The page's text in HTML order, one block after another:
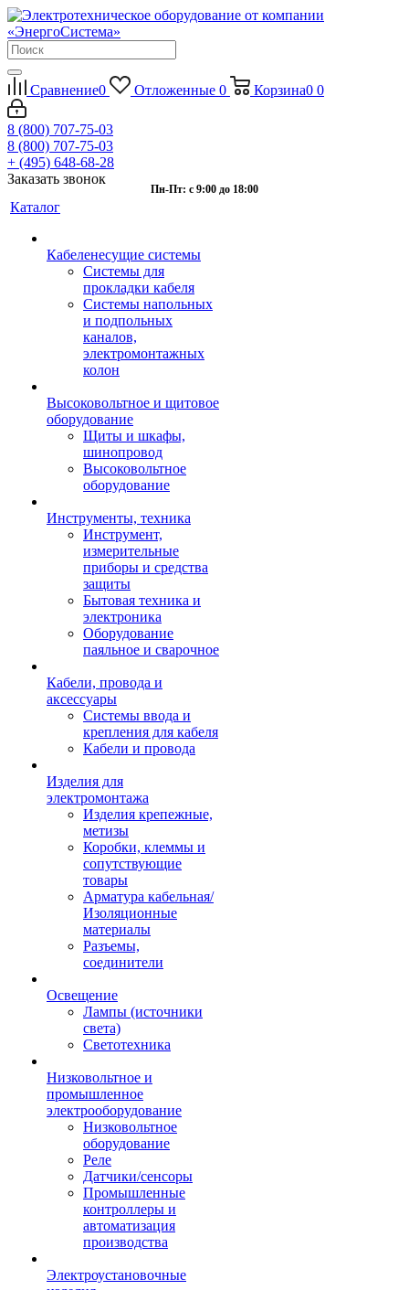
Сравнение0 Отложенные 0 Корзина0 0
8 (800) 707-75-03
8 (800) 707-75-03
+ (495) 648-68-28
Заказать звонок
Пн-Пт: с 9:00 до 18:00
Каталог
Кабеленесущие системы
Системы для
прокладки кабеля
Системы напольных
и подпольных
каналов,
электромонтажных
колон
Высоковольтное и щитовое
оборудование
Щиты и шкафы,
шинопровод
Высоковольтное
оборудование
Инструменты, техника
Инструмент,
измерительные
приборы и средства
защиты
Бытовая техника и
электроника
Оборудование
паяльное и сварочное
Кабели, провода и
аксессуары
Системы ввода и
крепления для кабеля
Кабели и провода
Изделия для
электромонтажа
Изделия крепежные,
метизы
Коробки, клеммы и
сопутствующие
товары
Арматура кабельная/
Изоляционные
материалы
Разъемы,
соединители
Освещение
Лампы (источники
света)
Светотехника
Низковольтное и
промышленное
электрооборудование
Низковольтное
оборудование
Реле
Датчики/сенсоры
Промышленные
контроллеры и
автоматизация
производства
Электроустановочные